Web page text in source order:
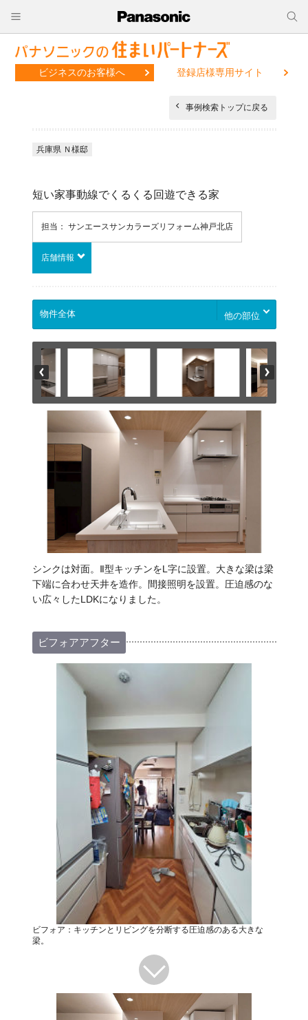
ビジネスのお客様へ 登録店様専用サイト
事例検索トップに戻る
兵庫県 Ｎ様邸
短い家事動線でくるくる回遊できる家
担当： サンエースサンカラーズリフォーム神戸北店
店舗情報
他の部位
シンクは対面。Ⅱ型キッチンをL字に設置。大きな梁は梁
下端に合わせ天井を造作。間接照明を設置。圧迫感のな
い広々したLDKになりました。
ビフォアアフター
ビフォア：キッチンとリビングを分断する圧迫感のある大きな
梁。